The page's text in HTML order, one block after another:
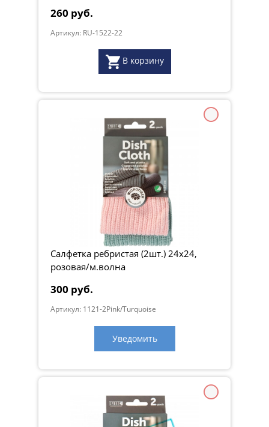
260 руб.
Артикул: RU-1522-22
В корзину
Салфетка ребристая (2шт.) 24х24,
розовая/м.волна
300 руб.
Артикул: 1121-2Pink/Turquoise
Уведомить